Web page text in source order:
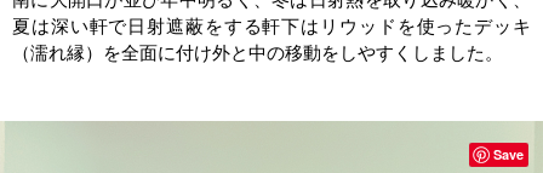
夏は深い軒で日射遮蔽をする軒下はリウッドを使ったデッキ
（濡れ縁）を全面に付け外と中の移動をしやすくしました。
Save